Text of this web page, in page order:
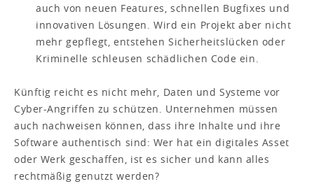
auch von neuen Features, schnellen Bugfixes und
innovativen Lösungen. Wird ein Projekt aber nicht
mehr gepflegt, entstehen Sicherheitslücken oder
Kriminelle schleusen schädlichen Code ein.
Künftig reicht es nicht mehr, Daten und Systeme vor
Cyber-Angriffen zu schützen. Unternehmen müssen
auch nachweisen können, dass ihre Inhalte und ihre
Software authentisch sind: Wer hat ein digitales Asset
oder Werk geschaffen, ist es sicher und kann alles
rechtmäßig genutzt werden?